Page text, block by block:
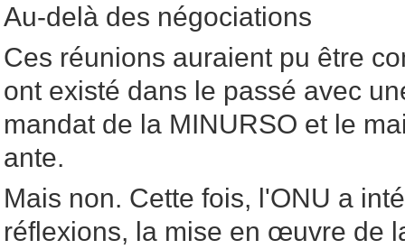
Au-delà des négociations
Ces réunions auraient pu être
ont existé dans le passé avec
mandat de la MINURSO et le
ante.
Mais non. Cette fois, l'ONU a
réflexions, la mise en œuvre de